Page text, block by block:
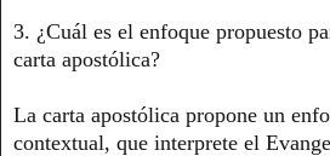
3. ¿Cuál es el enfoque propuesto
carta apostólica?
La carta apostólica propone un
contextual, que interprete el